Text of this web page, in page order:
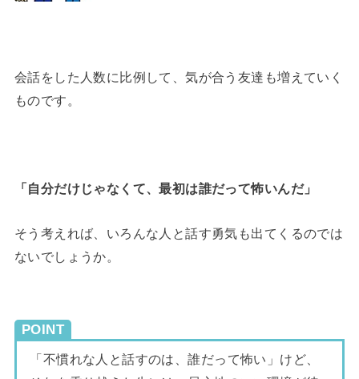
会話をした人数に比例して、気が合う友達も増えていく
ものです。
「自分だけじゃなくて、最初は誰だって怖いんだ」
そう考えれば、いろんな人と話す勇気も出てくるのでは
ないでしょうか。
POINT
「不慣れな人と話すのは、誰だって怖い」けど、